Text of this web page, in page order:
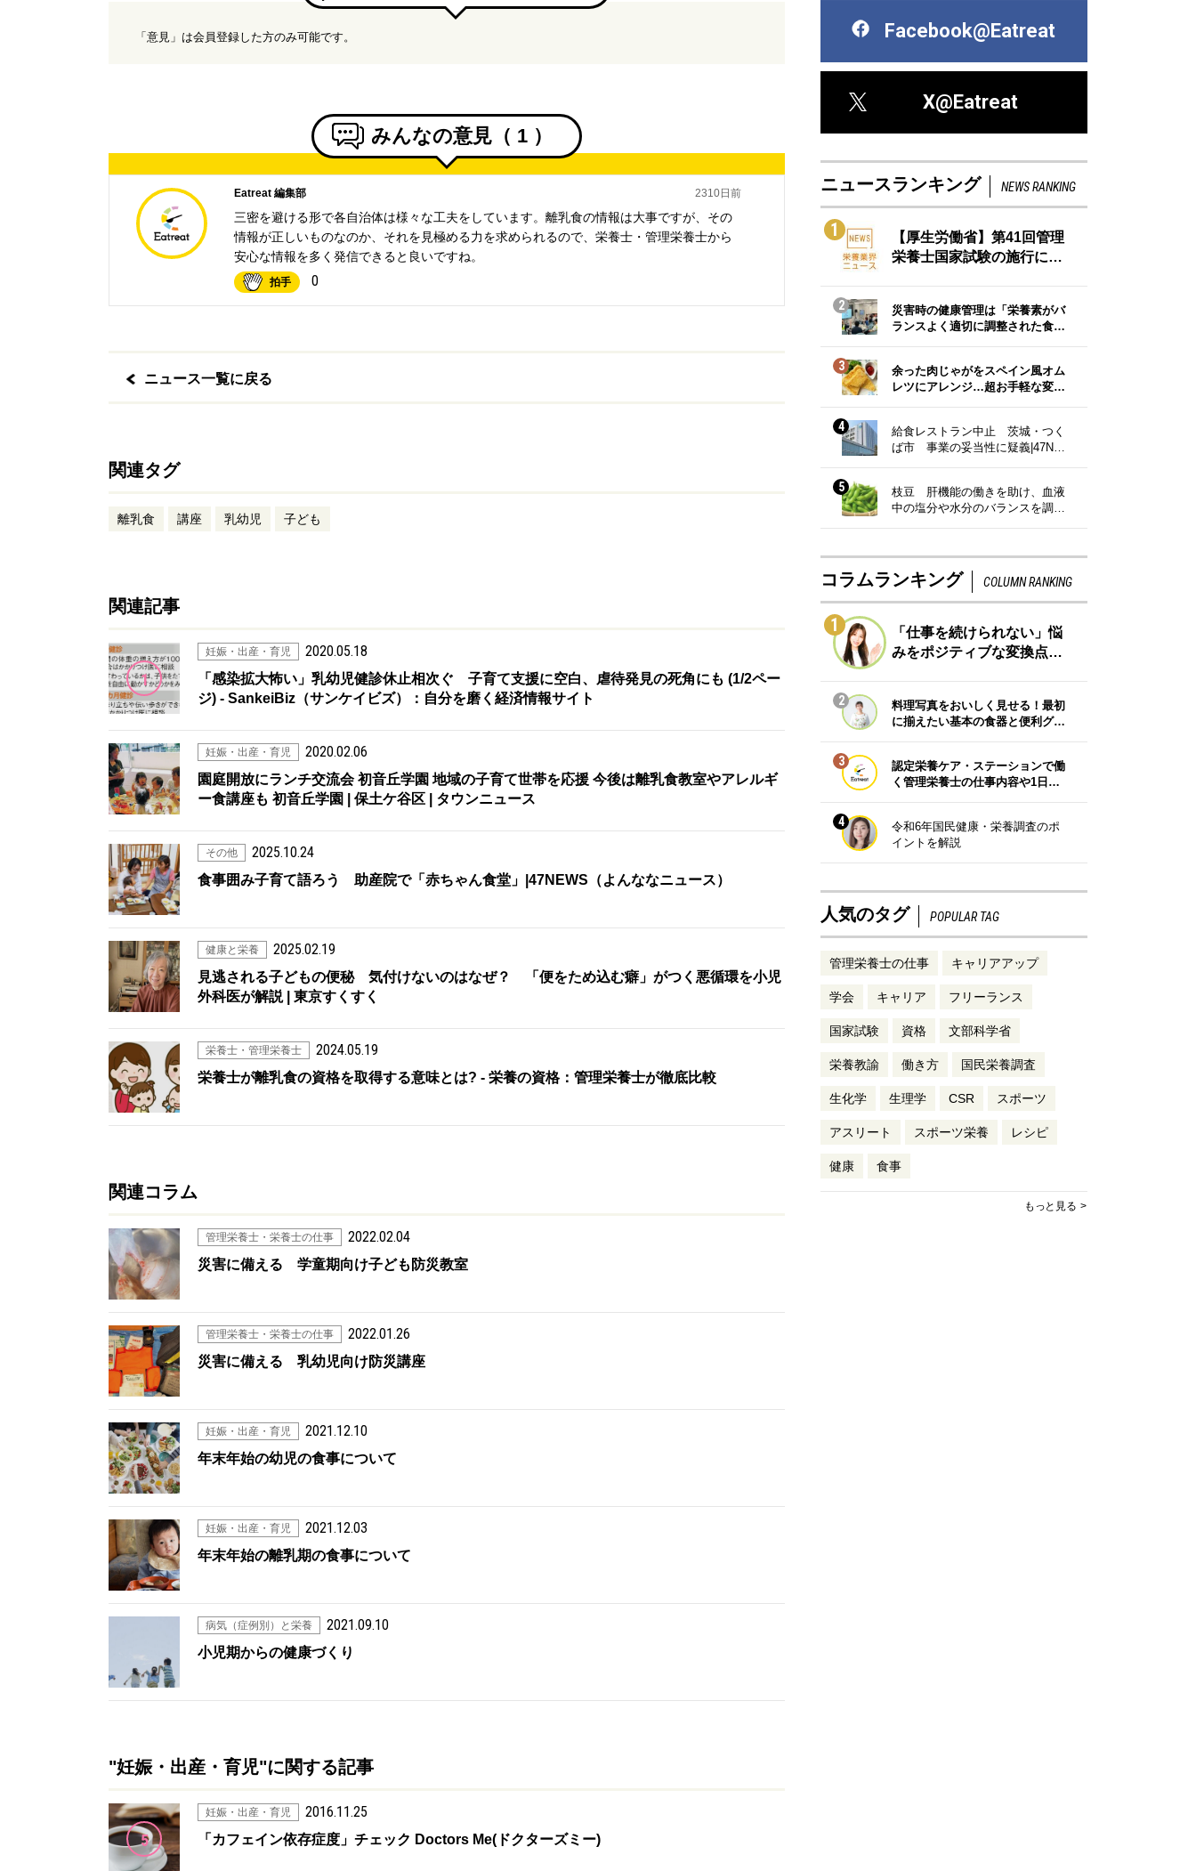
「意見」は会員登録した方のみ可能です。
みんなの意見（ 1 ）
Eatreat 編集部 2310日前
三密を避ける形で各自治体は様々な工夫をしています。離乳食の情報は大事ですが、その
情報が正しいものなのか、それを見極める力を求められるので、栄養士・管理栄養士から
安心な情報を多く発信できると良いですね。
拍手 0
ニュース一覧に戻る
関連タグ
離乳食 講座 乳幼児 子ども
関連記事
1
妊娠・出産・育児 2020.05.18
「感染拡大怖い」乳幼児健診休止相次ぐ 子育て支援に空白、虐待発見の死角にも (1/2ペー
ジ) - SankeiBiz（サンケイビズ）：自分を磨く経済情報サイト
妊娠・出産・育児 2020.02.06
園庭開放にランチ交流会 初音丘学園 地域の子育て世帯を応援 今後は離乳食教室やアレルギ
ー食講座も 初音丘学園 | 保土ケ谷区 | タウンニュース
その他 2025.10.24
食事囲み子育て語ろう 助産院で「赤ちゃん食堂」|47NEWS（よんななニュース）
健康と栄養 2025.02.19
見逃される子どもの便秘 気付けないのはなぜ？ 「便をため込む癖」がつく悪循環を小児
外科医が解説 | 東京すくすく
栄養士・管理栄養士 2024.05.19
栄養士が離乳食の資格を取得する意味とは? - 栄養の資格：管理栄養士が徹底比較
関連コラム
管理栄養士・栄養士の仕事 2022.02.04
災害に備える 学童期向け子ども防災教室
管理栄養士・栄養士の仕事 2022.01.26
災害に備える 乳幼児向け防災講座
妊娠・出産・育児 2021.12.10
年末年始の幼児の食事について
妊娠・出産・育児 2021.12.03
年末年始の離乳期の食事について
病気（症例別）と栄養 2021.09.10
小児期からの健康づくり
"妊娠・出産・育児"に関する記事
5
妊娠・出産・育児 2016.11.25
「カフェイン依存症度」チェック Doctors Me(ドクターズミー)
Facebook@Eatreat
X@Eatreat
ニュースランキング NEWS RANKING
1
【厚生労働省】第41回管理
栄養士国家試験の施行に…
2
災害時の健康管理は「栄養素がバ
ランスよく適切に調整された食…
3
余った肉じゃがをスペイン風オム
レツにアレンジ…超お手軽な変…
4
給食レストラン中止 茨城・つく
ば市 事業の妥当性に疑義|47N…
5
枝豆 肝機能の働きを助け、血液
中の塩分や水分のバランスを調…
コラムランキング COLUMN RANKING
1
「仕事を続けられない」悩
みをポジティブな変換点…
2
料理写真をおいしく見せる！最初
に揃えたい基本の食器と便利グ…
3
認定栄養ケア・ステーションで働
く管理栄養士の仕事内容や1日…
4
令和6年国民健康・栄養調査のポ
イントを解説
人気のタグ POPULAR TAG
管理栄養士の仕事 キャリアアップ
学会 キャリア フリーランス
国家試験 資格 文部科学省
栄養教諭 働き方 国民栄養調査
生化学 生理学 CSR スポーツ
アスリート スポーツ栄養 レシピ
健康 食事
もっと見る